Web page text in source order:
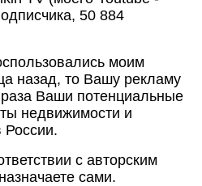
50 884
моим
назад, то Вашу рекламу
Ваши потенциальные
недвижимости и
России.
с авторским
сами.